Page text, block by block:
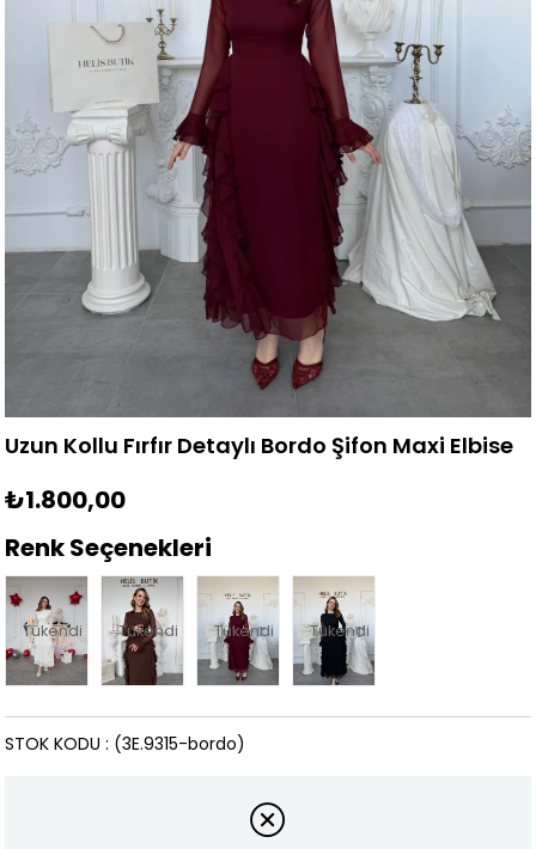
Uzun Kollu Fırfır Detaylı Bordo Şifon Maxi Elbise
₺1.800,00
Renk Seçenekleri
Tükendi Tükendi Tükendi Tükendi
(3E.9315-bordo)
STOK KODU